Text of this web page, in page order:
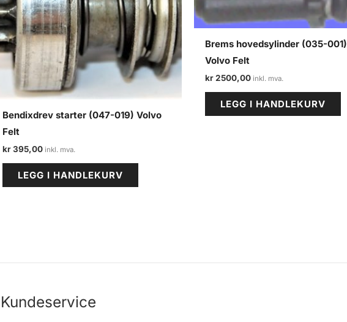
Bendixdrev starter (047-019) Volvo
Felt
kr395,00
LEGG I HANDLEKURV
Brems hovedsylinder (035-001)
Volvo Felt
kr2500,00
LEGG I HANDLEKURV
Kundeservice